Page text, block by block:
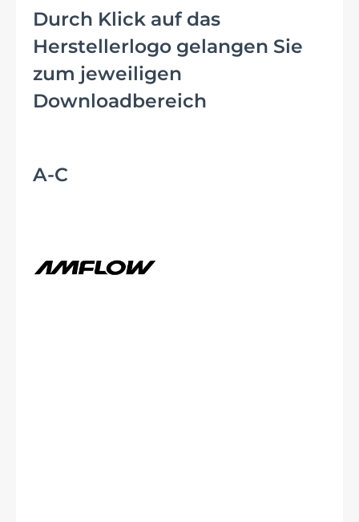
Durch Klick auf das
Herstellerlogo gelangen Sie
zum jeweiligen
Downloadbereich
A-C